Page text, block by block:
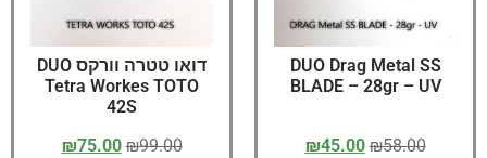
DUO Drag Metal SS
BLADE – 28gr – UV
₪58.00
₪45.00
דואו טטרה וורקס DUO
Tetra Workes TOTO
42S
₪99.00
₪75.00